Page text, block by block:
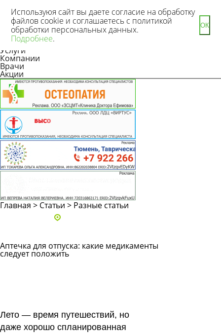
Новости
Статьи
Услуги
Компании
Врачи
Акции
Главная > Статьи > Разные статьи
Аптечка для отпуска: какие медикаменты
следует положить
Лето — время путешествий, но
даже хорошо спланированная
Используюя сайт вы даете согласие на обработку
файлов cookie и соглашаетесь с политикой
обработки персональных данных.
Подробнее.
ОК